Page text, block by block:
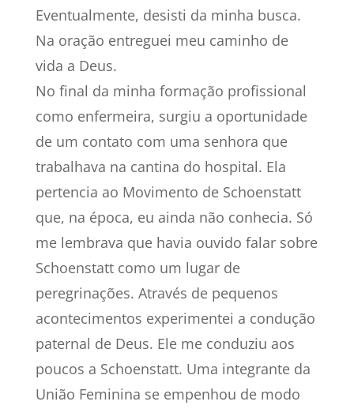
Eventualmente, desisti da minha busca.
Na oração entreguei meu caminho de
vida a Deus.
No final da minha formação profissional
como enfermeira, surgiu a oportunidade
de um contato com uma senhora que
trabalhava na cantina do hospital. Ela
pertencia ao Movimento de Schoenstatt
que, na época, eu ainda não conhecia. Só
me lembrava que havia ouvido falar sobre
Schoenstatt como um lugar de
peregrinações. Através de pequenos
acontecimentos experimentei a condução
paternal de Deus. Ele me conduziu aos
poucos a Schoenstatt. Uma integrante da
União Feminina se empenhou de modo